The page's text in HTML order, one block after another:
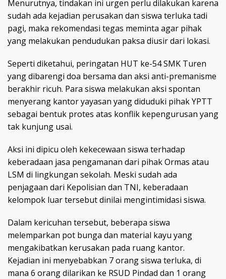
Menurutnya, tindakan ini urgen perlu dilakukan karena
sudah ada kejadian perusakan dan siswa terluka tadi
pagi, maka rekomendasi tegas meminta agar pihak
yang melakukan pendudukan paksa diusir dari lokasi.
Seperti diketahui, peringatan HUT ke-54 SMK Turen
yang dibarengi doa bersama dan aksi anti-premanisme
berakhir ricuh. Para siswa melakukan aksi spontan
menyerang kantor yayasan yang diduduki pihak YPTT
sebagai bentuk protes atas konflik kepengurusan yang
tak kunjung usai.
Aksi ini dipicu oleh kekecewaan siswa terhadap
keberadaan jasa pengamanan dari pihak Ormas atau
LSM di lingkungan sekolah. Meski sudah ada
penjagaan dari Kepolisian dan TNI, keberadaan
kelompok luar tersebut dinilai mengintimidasi siswa.
Dalam kericuhan tersebut, beberapa siswa
melemparkan pot bunga dan material kayu yang
mengakibatkan kerusakan pada ruang kantor.
Kejadian ini menyebabkan 7 orang siswa terluka, di
mana 6 orang dilarikan ke RSUD Pindad dan 1 orang